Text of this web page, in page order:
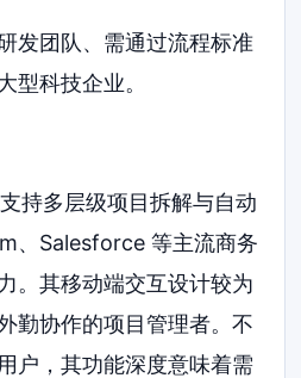
发团队、需通过流程标准
型科技企业。
持多层级项目拆解与自动
、Salesforce 等主流商务
。其移动端交互设计较为
勤协作的项目管理者。不
户，其功能深度意味着需